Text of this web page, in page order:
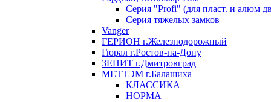
Серия "Profi" (для пласт. и алюм
Серия тяжелых замков
Vanger
ГЕРИОН г.Железнодорожный
Гюрал г.Ростов-на-Дону
ЗЕНИТ г.Дмитровград
МЕТТЭМ г.Балашиха
КЛАССИКА
НОРМА